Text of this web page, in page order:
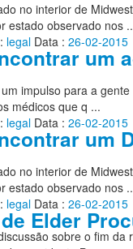
no interior de
estado observado nos
legal Data : 26-02-2015
um
impulso para a
médicos que q ...
legal Data : 26-02-2015
um
no interior de
estado observado nos
legal Data : 26-02-2015
Elder
sobre o fim da